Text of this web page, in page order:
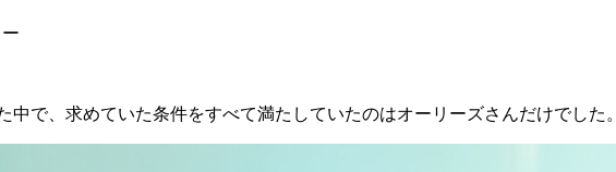
中で、求めていた条件をすべて満たしていたのはオーリーズさんだけでした。